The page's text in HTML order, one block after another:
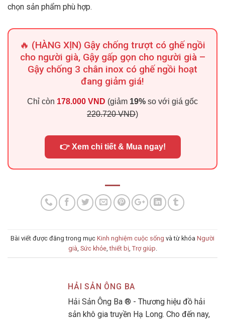
chọn sản phẩm phù hợp.
🔥 (HÀNG XỊN) Gậy chống trượt có ghế ngồi
cho người già, Gậy gấp gọn cho người già –
Gậy chống 3 chân inox có ghế ngồi hoạt
đang giảm giá!
Chỉ còn 178.000 VND (giảm 19% so với giá gốc
220.720 VND)
👉 Xem chi tiết & Mua ngay!
Bài viết được đăng trong mục Kinh nghiệm cuộc sống và từ khóa Người
già Sức khỏe,thiết bị, Trợ giúp
HẢI SẢN ÔNG BA
Hải Sản Ông Ba ® - Thương hiệu đồ hải
sản khô gia truyền Hạ Long. Cho đến nay,